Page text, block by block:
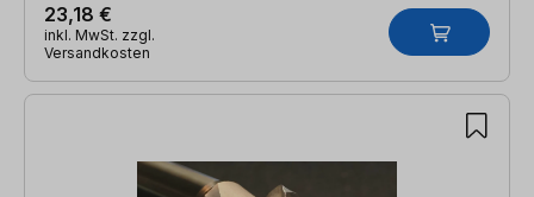
23,18 €
inkl. MwSt. zzgl.
Versandkosten